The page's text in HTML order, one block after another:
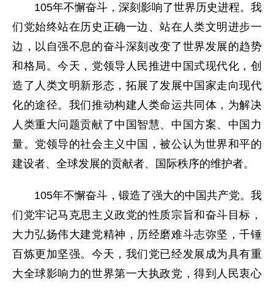
105年不懈奋斗，深刻影响了世界历史进程。我
们党始终站在历史正确一边、站在人类文明进步一
边，以自强不息的奋斗深刻改变了世界发展的趋势
和格局。今天，党领导人民推进中国式现代化，创
造了人类文明新形态，拓展了发展中国家走向现代
化的途径。我们推动构建人类命运共同体，为解决
人类重大问题贡献了中国智慧、中国方案、中国力
量。党领导的社会主义中国，被公认为世界和平的
建设者、全球发展的贡献者、国际秩序的维护者。
105年不懈奋斗，锻造了强大的中国共产党。我
们党牢记马克思主义政党的性质宗旨和奋斗目标，
大力弘扬伟大建党精神，历经磨难斗志弥坚，千锤
百炼更加坚强。今天，我们党已经发展成为具有重
大全球影响力的世界第一大执政党，得到人民衷心